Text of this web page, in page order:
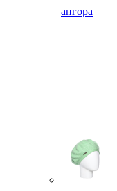
ангора